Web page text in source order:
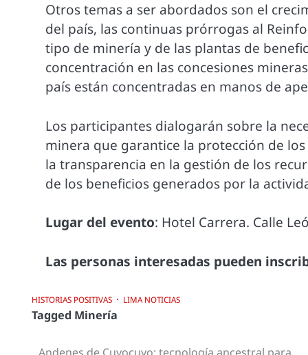
Otros temas a ser abordados son el
del país, las continuas prórrogas al
tipo de minería y de las plantas de
concentración en las concesiones
país están concentradas en manos de
Los participantes dialogarán sobre la
minera que garantice la protección de
la transparencia en la gestión de los
de los beneficios generados por la
Lugar del evento: Hotel Carrera. Calle
Las personas interesadas pueden
HISTORIAS POSITIVAS LIMA NOTICIAS
Tagged Minería